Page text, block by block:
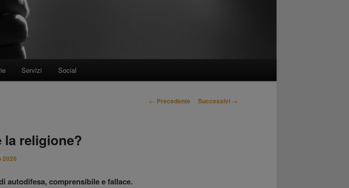
Servizi Social
Navigazione
← Precedente Successivi →
la religione?
2026
autodifesa, comprensibile e fallace.